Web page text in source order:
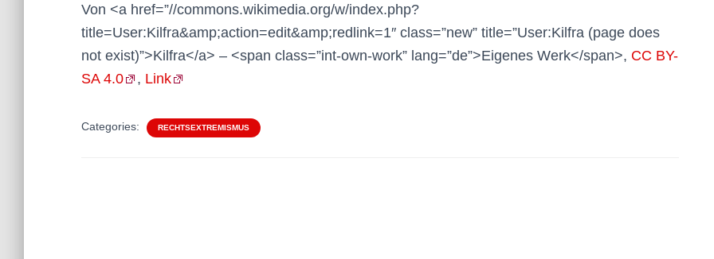
Von <a href=”//commons.wikimedia.org/w/index.php?
title=User:Kilfra&amp;action=edit&amp;redlink=1″ class=”new” title=”User:Kilfra (page does
not exist)”>Kilfra</a> – <span class=”int-own-work” lang=”de”>Eigenes Werk</span>, CC BY-
SA 4.0
, Link
Categories: RECHTSEXTREMISMUS